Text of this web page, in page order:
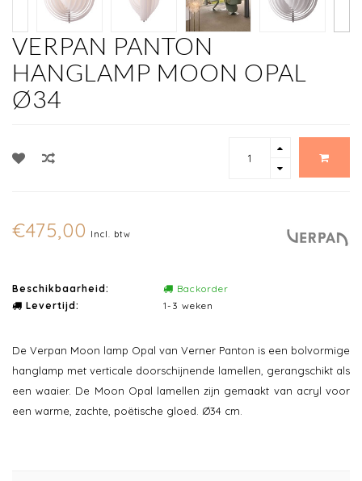
VERPAN PANTON
HANGLAMP MOON OPAL
Ø34
€475,00 Incl. btw
Beschikbaarheid:
Backorder
Levertijd:
1-3 weken
De Verpan Moon lamp Opal van Verner Panton is een bolvormige
hanglamp met verticale doorschijnende lamellen, gerangschikt als
een waaier. De Moon Opal lamellen zijn gemaakt van acryl voor
een warme, zachte, poëtische gloed. Ø34 cm.